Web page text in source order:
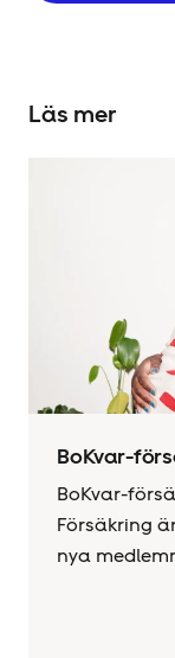
Läs mer
BoKvar-
BoKvar-
Försäkring
nya